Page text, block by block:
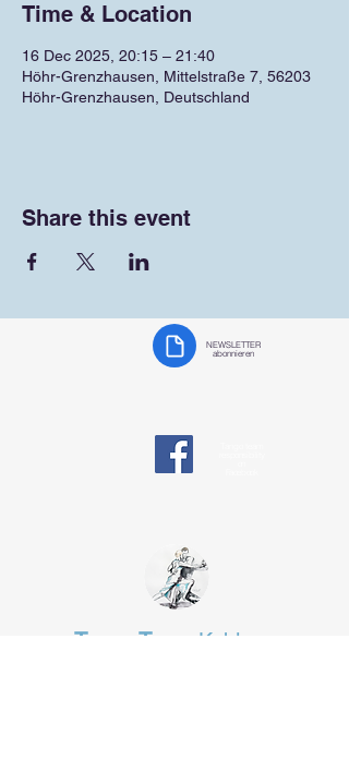
Time & Location
16 Dec 2025, 20:15 – 21:40
Höhr-Grenzhausen, Mittelstraße 7, 56203
Höhr-Grenzhausen, Deutschland
Share this event
NEWSLETTER
abonnieren
Tango Team Koblenz